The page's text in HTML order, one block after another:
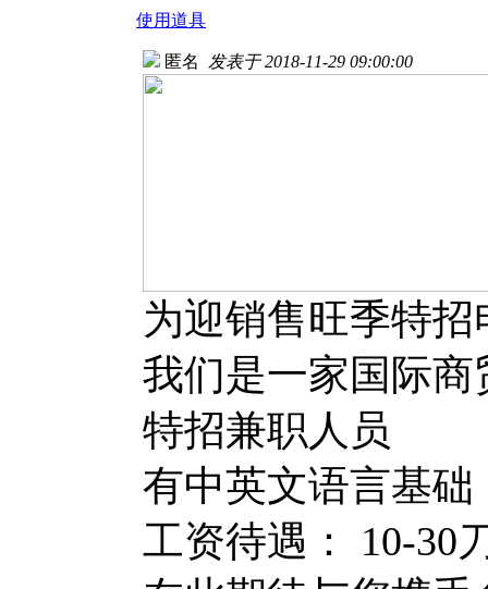
使用道具
匿名 发表于 2018-11-29 09:00:00
为迎销售旺季特
我们是一家国际
特招兼职人员
有中英文语言基础
工资待遇： 10-30